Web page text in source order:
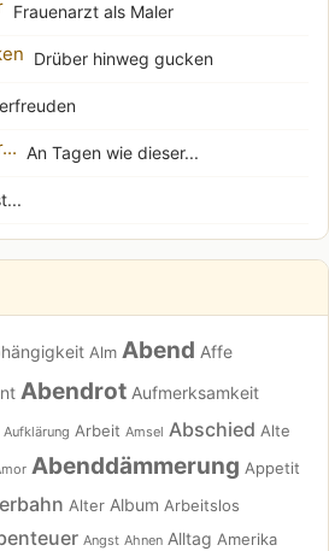
Frauenarzt als Maler
Drüber hinweg gucken
An Tagen wie dieser...
Alm Abend Affe
Abendrot Aufmerksamkeit
Aufklärung Arbeit Amsel Abschied Alte
Abenddämmerung Appetit
Alter Album Arbeitslos
Angst Ahnen Alltag Amerika